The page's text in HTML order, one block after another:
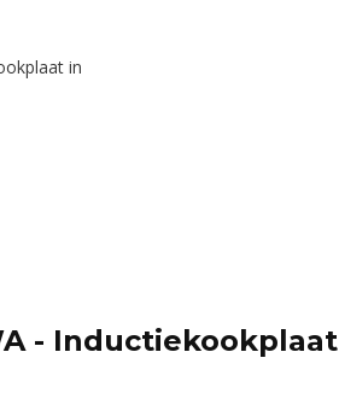
in
- Inductiekookplaat